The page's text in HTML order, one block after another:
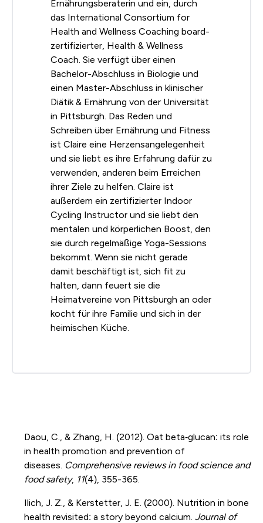
Ernährungsberaterin und ein, durch
das International Consortium for
Health and Wellness Coaching board-
zertifizierter, Health & Wellness
Coach. Sie verfügt über einen
Bachelor-Abschluss in Biologie und
einen Master-Abschluss in klinischer
Diätik & Ernährung von der Universität
in Pittsburgh. Das Reden und
Schreiben über Ernährung und Fitness
ist Claire eine Herzensangelegenheit
und sie liebt es ihre Erfahrung dafür zu
verwenden, anderen beim Erreichen
ihrer Ziele zu helfen. Claire ist
außerdem ein zertifizierter Indoor
Cycling Instructor und sie liebt den
mentalen und körperlichen Boost, den
sie durch regelmäßige Yoga-Sessions
bekommt. Wenn sie nicht gerade
damit beschäftigt ist, sich fit zu
halten, dann feuert sie die
Heimatvereine von Pittsburgh an oder
kocht für ihre Familie und sich in der
heimischen Küche.
Daou, C., & Zhang, H. (2012). Oat beta‐glucan: its role
in health promotion and prevention of
diseases. Comprehensive reviews in food science and
food safety, 11(4), 355-365.
Ilich, J. Z., & Kerstetter, J. E. (2000). Nutrition in bone
health revisited: a story beyond calcium. Journal of